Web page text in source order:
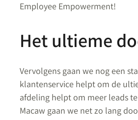
Employee Empowerment!
Het ultieme
Vervolgens gaan we nog een
klantenservice helpt om de
afdeling helpt om meer leads
Macaw gaan we net zo lang